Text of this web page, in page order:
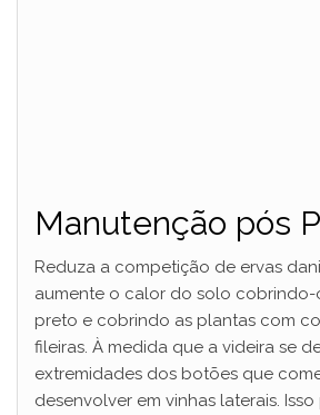
Manutenção pós
Reduza a competição de ervas
aumente o calor do solo
preto e cobrindo as plantas com
fileiras. À medida que a videira se
extremidades dos botões que
desenvolver em vinhas laterais.